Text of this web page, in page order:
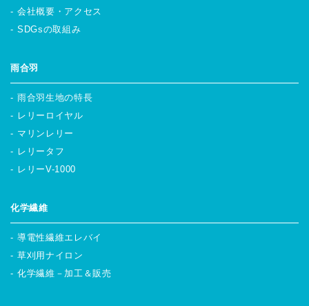
会社概要・アクセス
SDGsの取組み
雨合羽
雨合羽生地の特長
レリーロイヤル
マリンレリー
レリータフ
レリーV-1000
化学繊維
導電性繊維エレバイ
草刈用ナイロン
化学繊維－加工＆販売